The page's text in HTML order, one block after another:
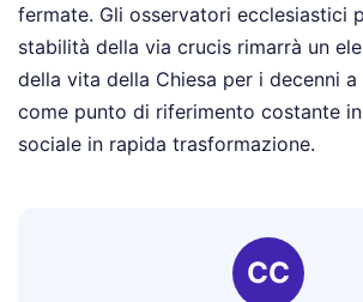
fermate. Gli osservatori ecclesiastici
stabilità della via crucis rimarrà un
della vita della Chiesa per i decenni a
come punto di riferimento costante
sociale in rapida trasformazione.
CC